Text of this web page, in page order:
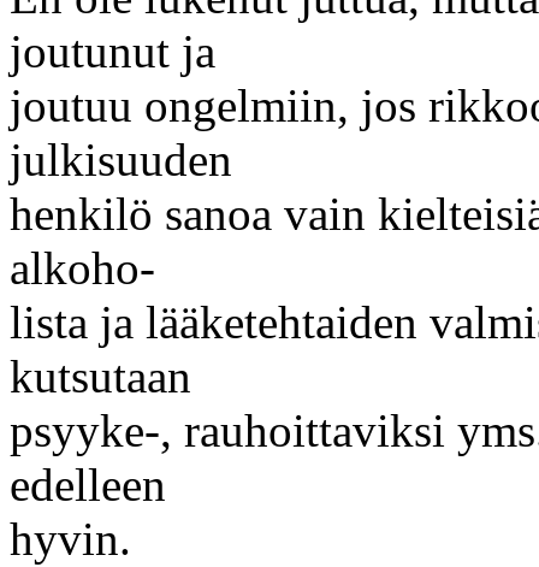
joutunut ja
joutuu ongelmiin, jos
julkisuuden
henkilö sanoa vain
alkoho-
lista ja lääketehtaiden
kutsutaan
psyyke-, rauhoittaviksi
edelleen
hyvin.